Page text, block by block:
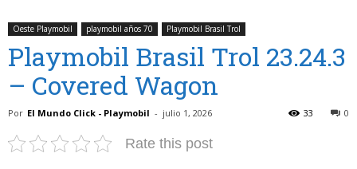
Oeste Playmobil playmobil años 70 Playmobil Brasil Trol
Playmobil Brasil Trol 23.24.3
– Covered Wagon
Por El Mundo Click - Playmobil - julio 1, 2026 0
33
Rate this post